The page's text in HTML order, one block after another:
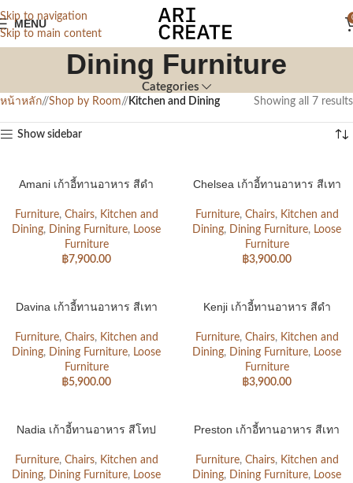
Skip to navigation
Skip to main content
MENU
Dining Furniture
Categories
หน้าหลัก/ Shop by Room/ Kitchen and Dining Showing all 7 results
Show sidebar
Amani เก้าอี้ทานอาหาร สีดำ
Furniture, Chairs, Kitchen and
Dining, Dining Furniture, Loose
Furniture
฿7,900.00
Chelsea เก้าอี้ทานอาหาร สีเทา
Furniture, Chairs, Kitchen and
Dining, Dining Furniture, Loose
Furniture
฿3,900.00
Davina เก้าอี้ทานอาหาร สีเทา
Furniture, Chairs, Kitchen and
Dining, Dining Furniture, Loose
Furniture
฿5,900.00
Kenji เก้าอี้ทานอาหาร สีดำ
Furniture, Chairs, Kitchen and
Dining, Dining Furniture, Loose
Furniture
฿3,900.00
Nadia เก้าอี้ทานอาหาร สีโทป
Furniture, Chairs, Kitchen and
Dining, Dining Furniture, Loose
Preston เก้าอี้ทานอาหาร สีเทา
Furniture, Chairs, Kitchen and
Dining, Dining Furniture, Loose